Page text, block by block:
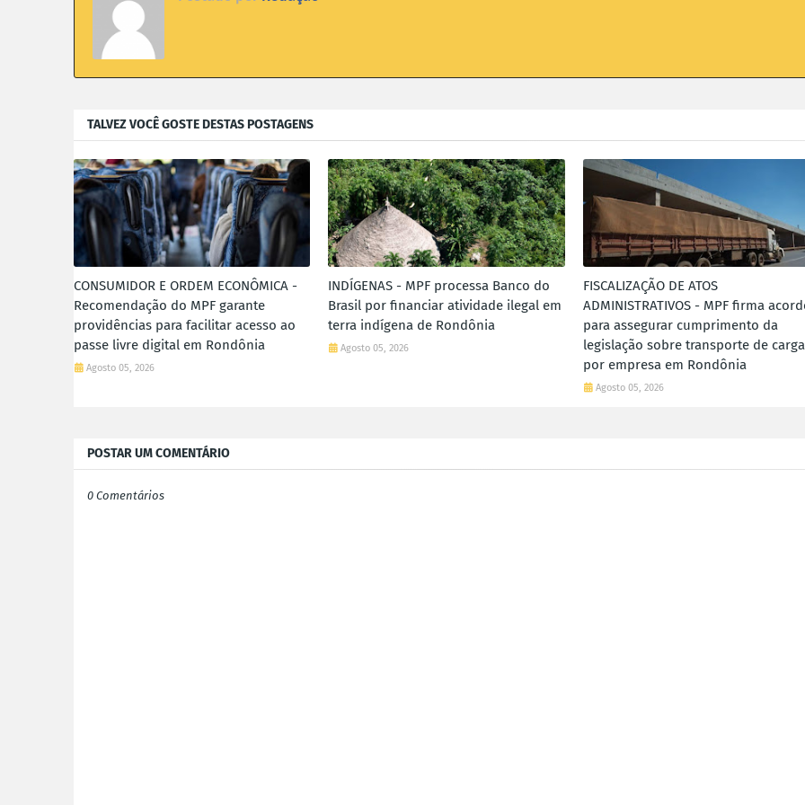
TALVEZ VOCÊ GOSTE DESTAS POSTAGENS
CONSUMIDOR E ORDEM ECONÔMICA -
Recomendação do MPF garante
providências para facilitar acesso ao
passe livre digital em Rondônia
Agosto 05, 2026
INDÍGENAS - MPF processa Banco do
Brasil por financiar atividade ilegal em
terra indígena de Rondônia
Agosto 05, 2026
FISCALIZAÇÃO DE ATOS
ADMINISTRATIVOS - MPF firma
para assegurar cumprimento da
legislação sobre transporte de
por empresa em Rondônia
Agosto 05, 2026
POSTAR UM COMENTÁRIO
0 Comentários